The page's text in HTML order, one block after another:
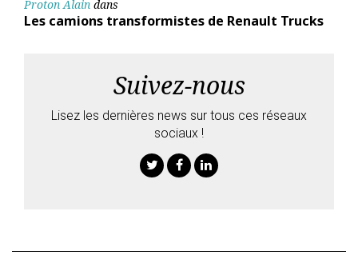
Proton Alain dans
Les camions transformistes de Renault Trucks
Suivez-nous
Lisez les dernières news sur tous ces réseaux
sociaux !